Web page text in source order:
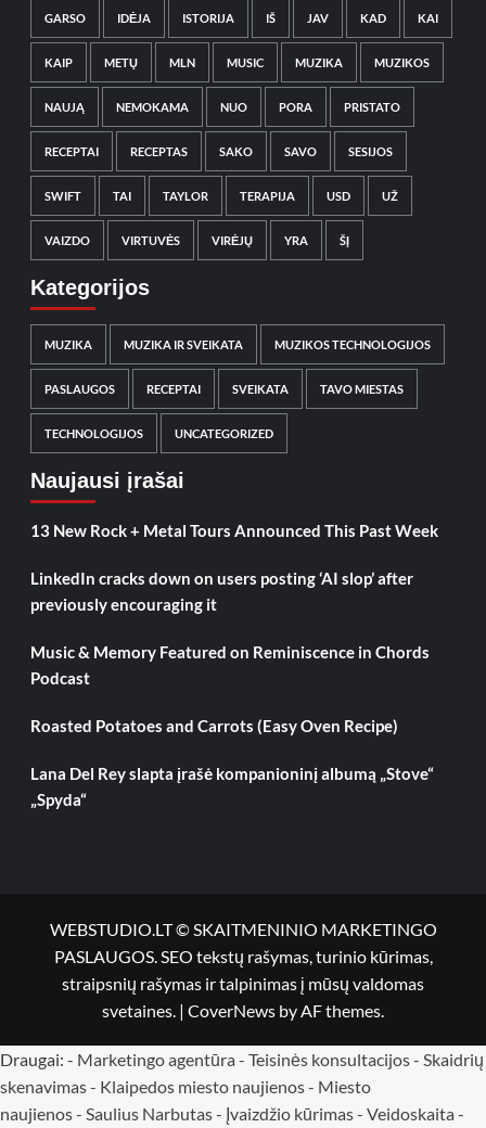
GARSO IDĖJA ISTORIJA IŠ JAV KAD KAI
KAIP METŲ MLN MUSIC MUZIKA MUZIKOS
NAUJĄ NEMOKAMA NUO PORA PRISTATO
RECEPTAI RECEPTAS SAKO SAVO SESIJOS
SWIFT TAI TAYLOR TERAPIJA USD UŽ
VAIZDO VIRTUVĖS VIRĖJŲ YRA ŠĮ
Kategorijos
MUZIKA MUZIKA IR SVEIKATA MUZIKOS TECHNOLOGIJOS
PASLAUGOS RECEPTAI SVEIKATA TAVO MIESTAS
TECHNOLOGIJOS UNCATEGORIZED
Naujausi įrašai
13 New Rock + Metal Tours Announced This Past Week
LinkedIn cracks down on users posting ‘AI slop’ after
previously encouraging it
Music & Memory Featured on Reminiscence in Chords
Podcast
Roasted Potatoes and Carrots (Easy Oven Recipe)
Lana Del Rey slapta įrašė kompanioninį albumą „Stove“
„Spyda“
WEBSTUDIO.LT © SKAITMENINIO MARKETINGO
PASLAUGOS. SEO tekstų rašymas, turinio kūrimas,
straipsnių rašymas ir talpinimas į mūsų valdomas
svetaines. | CoverNews by AF themes.
Draugai: - Marketingo agentūra - Teisinės konsultacijos- Skaidrių
skenavimas- Klaipedos miesto naujienos- Miesto
naujienos- Saulius Narbutas- Įvaizdžio kūrimas- Veidoskaita -